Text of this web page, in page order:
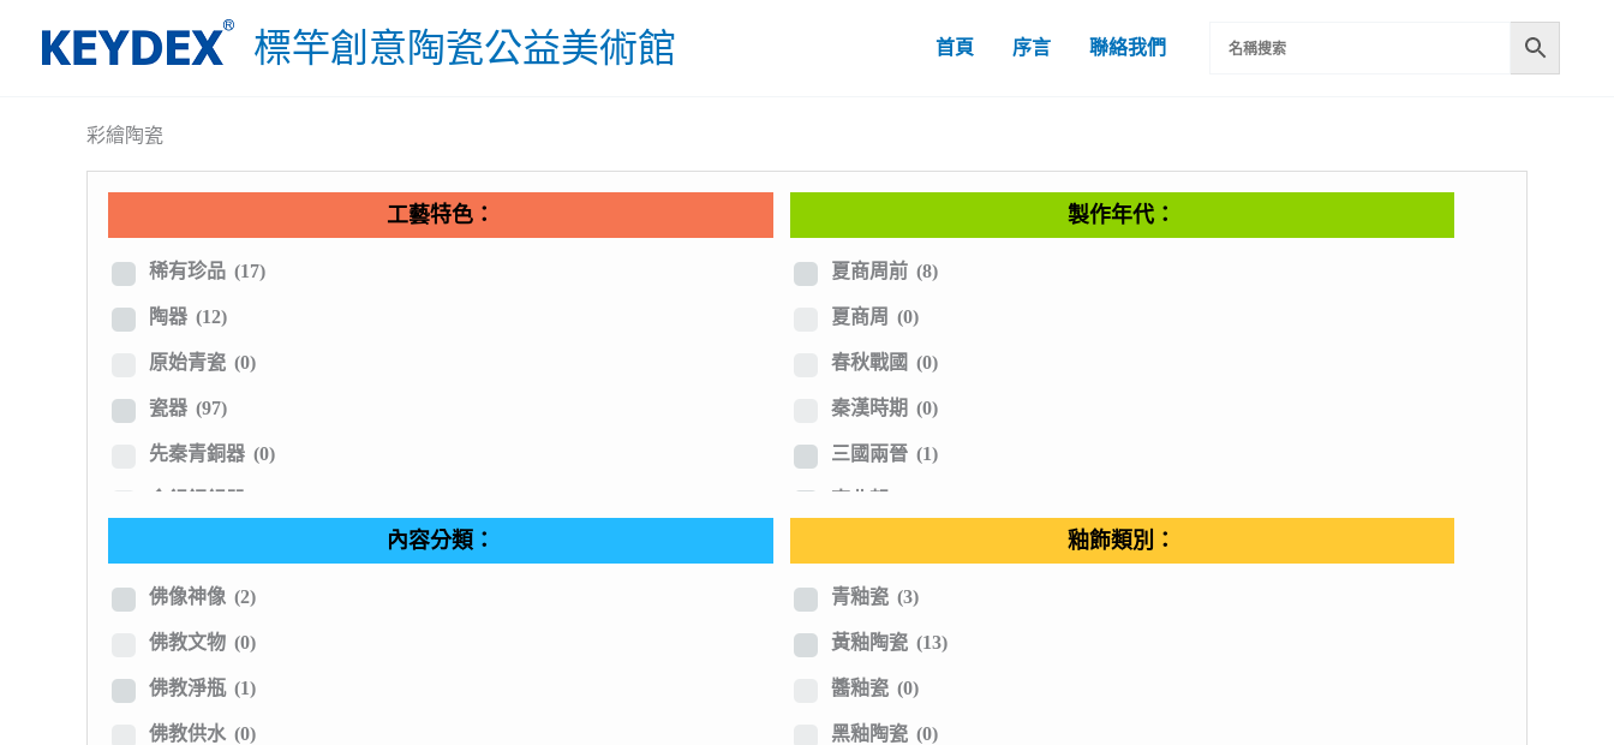
標竿創意陶瓷公益美術館 首頁 序言 聯絡我們
彩繪陶瓷
工藝特色：
稀有珍品 (17)
陶器 (12)
原始青瓷 (0)
瓷器 (97)
先秦青銅器 (0)
製作年代：
夏商周前 (8)
夏商周 (0)
春秋戰國 (0)
秦漢時期 (0)
三國兩晉 (1)
遼金宋代 (9)
元明時期 (31)
清代民初(39)
建國現代 (9)
內容分類：
佛像神像 (2)
佛教文物 (0)
佛教淨瓶 (1)
佛教供水 (0)
釉飾類別：
青釉瓷 (3)
黃釉陶瓷 (13)
醬釉瓷 (0)
黑釉陶瓷 (0)